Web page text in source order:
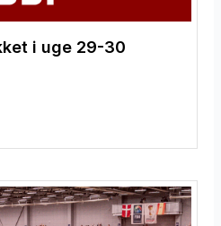
i uge 29-30